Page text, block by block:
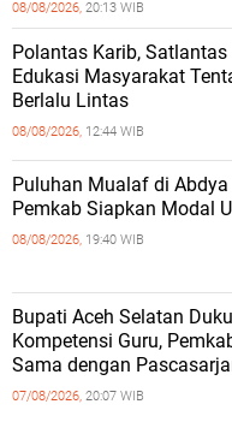
08/08/2026, 20:13 WIB
Polantas Karib, Satlantas
Edukasi Masyarakat
Berlalu Lintas
08/08/2026, 12:44 WIB
Puluhan Mualaf di
Pemkab Siapkan Modal
08/08/2026, 19:40 WIB
Bupati Aceh Selatan
Kompetensi Guru,
Sama dengan
07/08/2026, 20:07 WIB